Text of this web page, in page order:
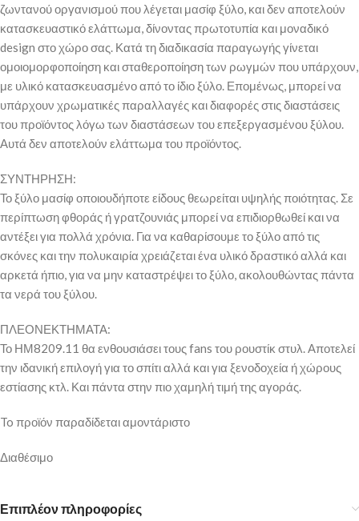
ζωντανού οργανισμού που λέγεται μασίφ ξύλο, και δεν αποτελούν
κατασκευαστικό ελάττωμα, δίνοντας πρωτοτυπία και μοναδικό
design στο χώρο σας. Κατά τη διαδικασία παραγωγής γίνεται
ομοιομορφοποίηση και σταθεροποίηση των ρωγμών που υπάρχουν,
με υλικό κατασκευασμένο από το ίδιο ξύλο. Επομένως, μπορεί να
υπάρχουν χρωματικές παραλλαγές και διαφορές στις διαστάσεις
του προϊόντος λόγω των διαστάσεων του επεξεργασμένου ξύλου.
Αυτά δεν αποτελούν ελάττωμα του προϊόντος.
ΣΥΝΤΗΡΗΣΗ:
Το ξύλο μασίφ οποιουδήποτε είδους θεωρείται υψηλής ποιότητας. Σε
περίπτωση φθοράς ή γρατζουνιάς μπορεί να επιδιορθωθεί και να
αντέξει για πολλά χρόνια. Για να καθαρίσουμε το ξύλο από τις
σκόνες και την πολυκαιρία χρειάζεται ένα υλικό δραστικό αλλά και
αρκετά ήπιο, για να μην καταστρέψει το ξύλο, ακολουθώντας πάντα
τα νερά του ξύλου.
ΠΛΕΟΝΕΚΤΗΜΑΤΑ:
Το ΗΜ8209.11 θα ενθουσιάσει τους fans του ρουστίκ στυλ. Αποτελεί
την ιδανική επιλογή για το σπίτι αλλά και για ξενοδοχεία ή χώρους
εστίασης κτλ. Και πάντα στην πιο χαμηλή τιμή της αγοράς.
To προϊόν παραδίδεται αμοντάριστο
Διαθέσιμο
Επιπλέον πληροφορίες